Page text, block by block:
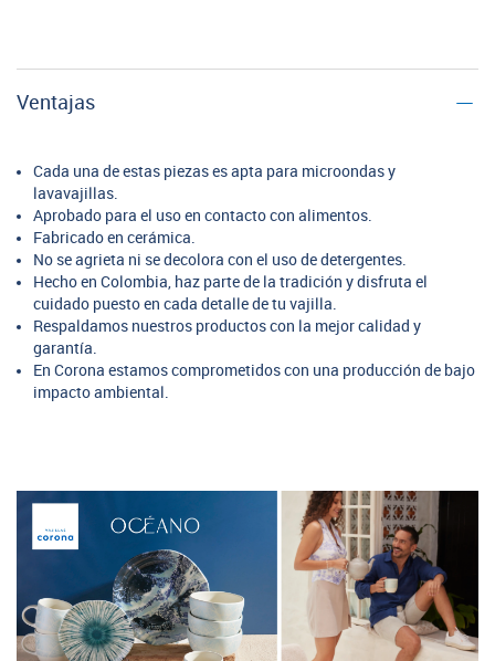
Ventajas
Cada una de estas piezas es apta para microondas y
lavavajillas.
Aprobado para el uso en contacto con alimentos.
Fabricado en cerámica.
No se agrieta ni se decolora con el uso de detergentes.
Hecho en Colombia, haz parte de la tradición y disfruta el
cuidado puesto en cada detalle de tu vajilla.
Respaldamos nuestros productos con la mejor calidad y
garantía.
En Corona estamos comprometidos con una producción de bajo
impacto ambiental.